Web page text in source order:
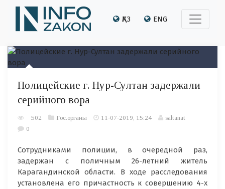
ҚАЗ ENG
Полицейские г. Нур-Султан задержали
серийного вора
502 Гос.органы 11-07-2019, 15:24
saltanat
0
Сотрудниками полиции, в очередной раз,
задержан с поличным 26-летний житель
Карагандинской области. В ходе расследования
установлена его причастность к совершению 4-х